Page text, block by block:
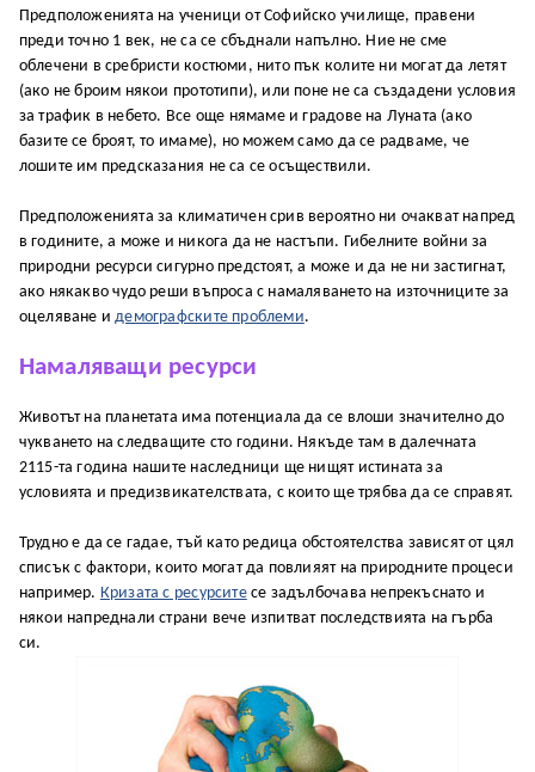
Предположенията на ученици от Софийско училище, правени
преди точно 1 век, не са се сбъднали напълно. Ние не сме
облечени в сребристи костюми, нито пък колите ни могат да летят
(ако не броим някои прототипи), или поне не са създадени условия
за трафик в небето. Все още нямаме и градове на Луната (ако
базите се броят, то имаме), но можем само да се радваме, че
лошите им предсказания не са се осъществили.
Предположенията за климатичен срив вероятно ни очакват напред
в годините, а може и никога да не настъпи. Гибелните войни за
природни ресурси сигурно предстоят, а може и да не ни застигнат,
ако някакво чудо реши въпроса с намаляването на източниците за
оцеляване идемографските проблеми.
Намаляващи ресурси
Животът на планетата има потенциала да се влоши значително до
чукването на следващите сто години. Някъде там в далечната
2115-та година нашите наследници ще нищят истината за
условията и предизвикателствата, с които ще трябва да се справят.
Трудно е да се гадае, тъй като редица обстоятелства зависят от цял
списък с фактори, които могат да повлияят на природните процеси
например. Кризата с ресурситесе задълбочава непрекъснато и
някои напреднали страни вече изпитват последствията на гърба
си.